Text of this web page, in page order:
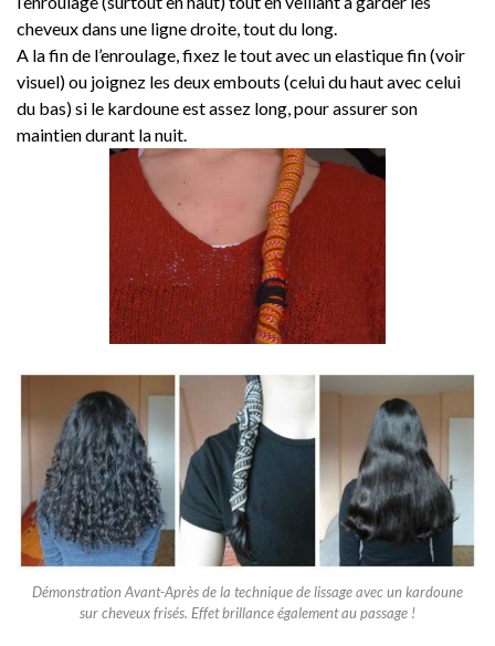
cheveux dans une ligne droite, tout du long.
A la fin de l’enroulage, fixez le tout avec un elastique fin (voir
visuel) ou joignez les deux embouts (celui du haut avec celui
du bas) si le kardoune est assez long, pour assurer son
maintien durant la nuit.
Démonstration Avant-Après de la technique de lissage avec un kardoune
sur cheveux frisés. Effet brillance également au passage !